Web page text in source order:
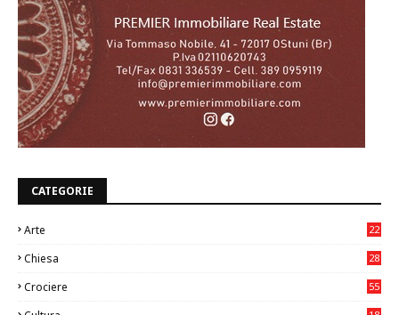
CATEGORIE
Arte
22
Chiesa
28
Crociere 55